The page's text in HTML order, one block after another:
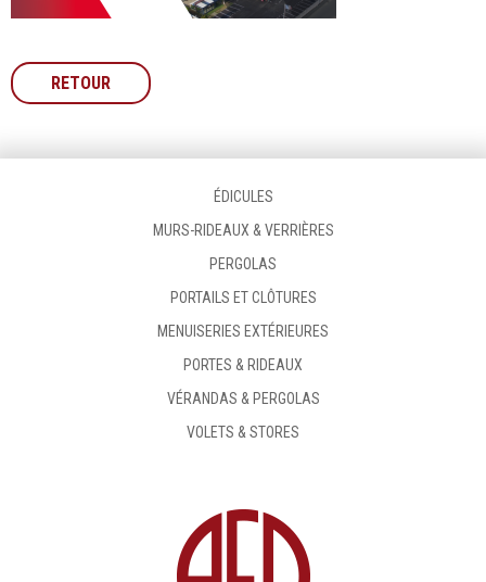
RETOUR
ÉDICULES
MURS-RIDEAUX & VERRIÈRES
PERGOLAS
PORTAILS ET CLÔTURES
MENUISERIES EXTÉRIEURES
PORTES & RIDEAUX
VÉRANDAS & PERGOLAS
VOLETS & STORES